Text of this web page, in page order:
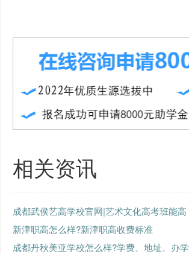
相关资讯
成都武侯艺高学校官网|艺术文化高考班能高
新津职高怎么样?新津职高收费标准
成都丹秋美亚学校怎么样?学费、地址、办学